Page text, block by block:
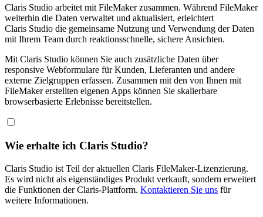
Claris Studio arbeitet mit FileMaker zusammen. Während FileMaker
weiterhin die Daten verwaltet und aktualisiert, erleichtert
Claris Studio die gemeinsame Nutzung und Verwendung der Daten
mit Ihrem Team durch reaktionsschnelle, sichere Ansichten.
Mit Claris Studio können Sie auch zusätzliche Daten über
responsive Webformulare für Kunden, Lieferanten und andere
externe Zielgruppen erfassen. Zusammen mit den von Ihnen mit
FileMaker erstellten eigenen Apps können Sie skalierbare
browserbasierte Erlebnisse bereitstellen.
Wie erhalte ich Claris Studio?
Claris Studio ist Teil der aktuellen Claris FileMaker-Lizenzierung.
Es wird nicht als eigenständiges Produkt verkauft, sondern erweitert
die Funktionen der Claris-Plattform. Kontaktieren Sie uns für
weitere Informationen.